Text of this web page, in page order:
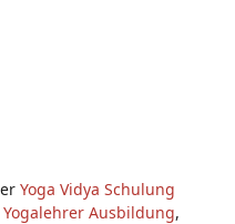
Yoga Vidya Schulung
Yogalehrer Ausbildung,